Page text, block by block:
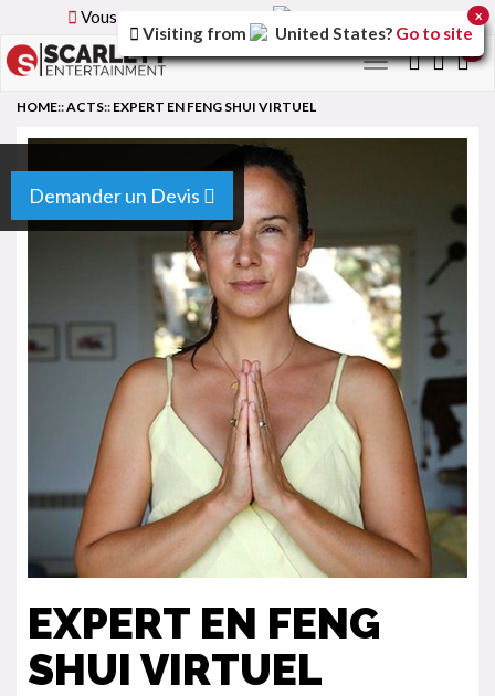
Vous parcourez la version
Toggle
Demander un Devis
HOME::ACTS:: EXPERT EN FENG SHUI VIRTUEL
EXPERT EN FENG
SHUI VIRTUEL
Visiting from United States? Go to site
x